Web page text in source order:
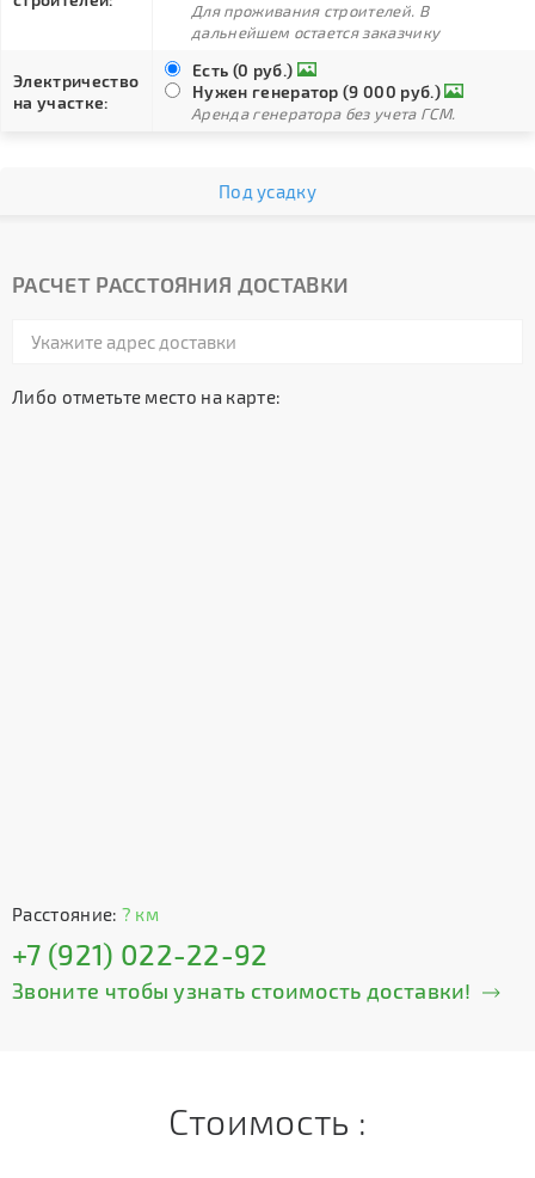
Для проживания строителей. В
дальнейшем остается заказчику
Электричество
на участке:
Есть (0 руб.)
Нужен генератор (9 000 руб.)
Аренда генератора без учета ГСМ.
Под усадку
РАСЧЕТ РАССТОЯНИЯ ДОСТАВКИ
Либо отметьте место на карте:
Расстояние: ? км
+7 (921) 022-22-92
Звоните чтобы узнать стоимость доставки!
Стоимость :